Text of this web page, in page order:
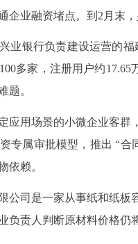
企业融资堵点。到2月末
业银行负责建设运营的
多家，注册用户约
题。
应用场景的小微企业客
专属审批模型，推出 “合
依赖。
公司是一家从事纸和纸
负责人判断原材料价格仍